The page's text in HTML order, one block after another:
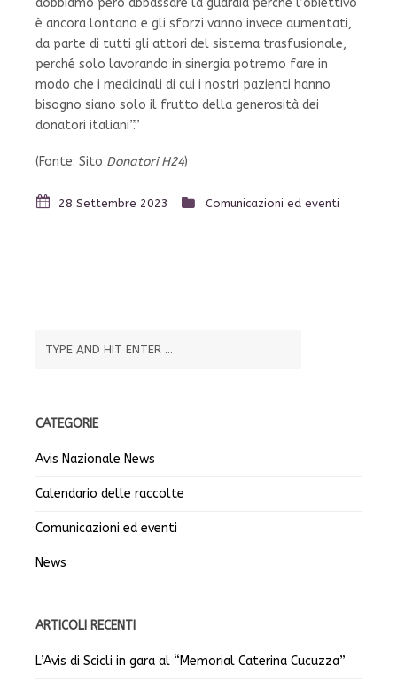
dobbiamo però abbassare la guardia perché l’obiettivo
è ancora lontano e gli sforzi vanno invece aumentati,
da parte di tutti gli attori del sistema trasfusionale,
perché solo lavorando in sinergia potremo fare in
modo che i medicinali di cui i nostri pazienti hanno
bisogno siano solo il frutto della generosità dei
donatori italiani”.”
(Fonte: Sito Donatori H24)
28 Settembre 2023 Comunicazioni ed eventi
CATEGORIE
Avis Nazionale News
Calendario delle raccolte
Comunicazioni ed eventi
News
ARTICOLI RECENTI
L’Avis di Scicli in gara al “Memorial Caterina Cucuzza”